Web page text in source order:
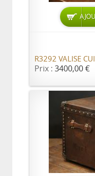
R3292 VALISE
Prix : 3400,00 €